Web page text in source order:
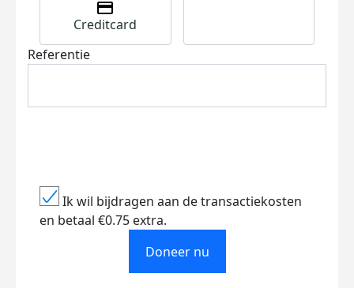
Creditcard
Referentie
Ik wil bijdragen aan de transactiekosten
en betaal €0.75 extra.
Doneer nu